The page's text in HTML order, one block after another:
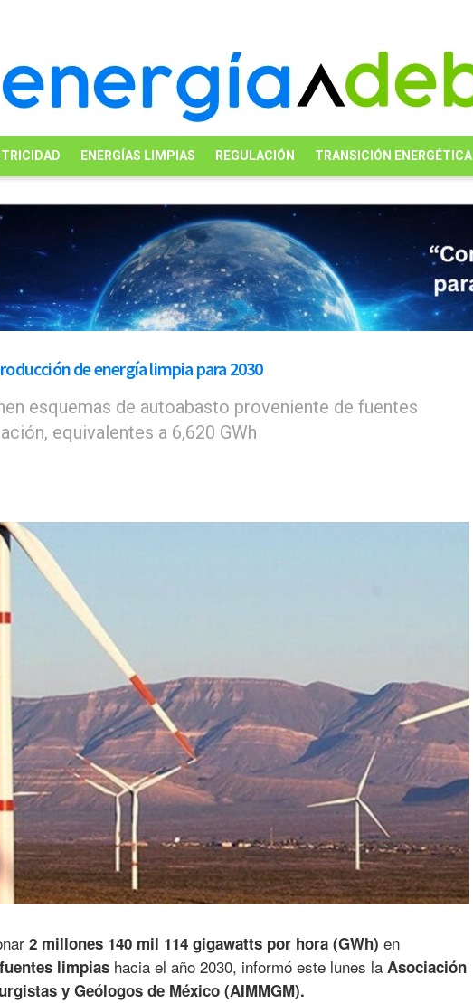
ENERGÍAS LIMPIAS REGULACIÓN TRANSICIÓN ENERGÉTICA
de energía limpia para 2030
esquemas de autoabasto proveniente de fuentes
equivalentes a 6,620 GWh
2 millones 140 mil 114 gigawatts por hora (GWh) en
fuentes limpias hacia el año 2030, informó este lunes la Asociación
y Geólogos de México (AIMMGM).